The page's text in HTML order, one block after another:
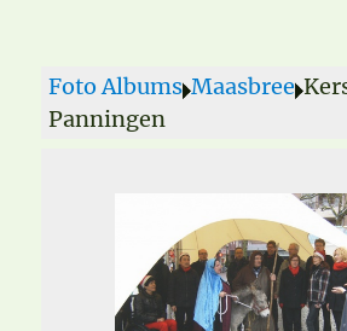
Foto Albums Maasbree
Panningen